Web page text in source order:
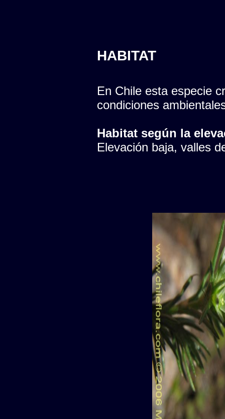
HABITAT
En Chile esta especie
condiciones
Habitat según la
Elevación baja, valles